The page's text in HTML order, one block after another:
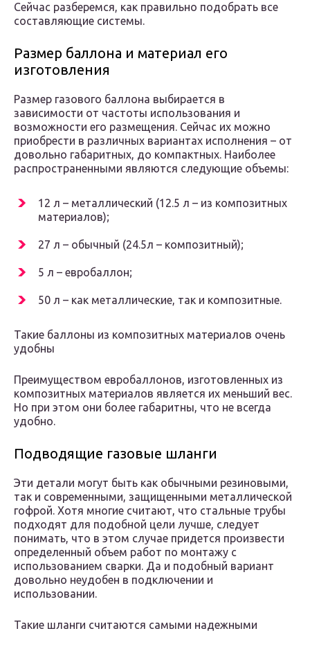
Сейчас разберемся, как правильно подобрать все
составляющие системы.
Размер баллона и материал его
изготовления
Размер газового баллона выбирается в
зависимости от частоты использования и
возможности его размещения. Сейчас их можно
приобрести в различных вариантах исполнения – от
довольно габаритных, до компактных. Наиболее
распространенными являются следующие объемы:
12 л – металлический (12.5 л – из композитных
материалов);
27 л – обычный (24.5л – композитный);
5 л – евробаллон;
50 л – как металлические, так и композитные.
Такие баллоны из композитных материалов очень
удобны
Преимуществом евробаллонов, изготовленных из
композитных материалов является их меньший вес.
Но при этом они более габаритны, что не всегда
удобно.
Подводящие газовые шланги
Эти детали могут быть как обычными резиновыми,
так и современными, защищенными металлической
гофрой. Хотя многие считают, что стальные трубы
подходят для подобной цели лучше, следует
понимать, что в этом случае придется произвести
определенный объем работ по монтажу с
использованием сварки. Да и подобный вариант
довольно неудобен в подключении и
использовании.
Такие шланги считаются самыми надежными